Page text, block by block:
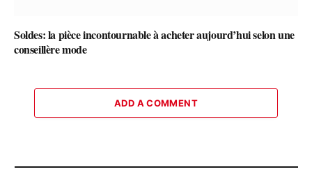
Soldes: la pièce incontournable à acheter aujourd’hui selon une
conseillère mode
ADD A COMMENT